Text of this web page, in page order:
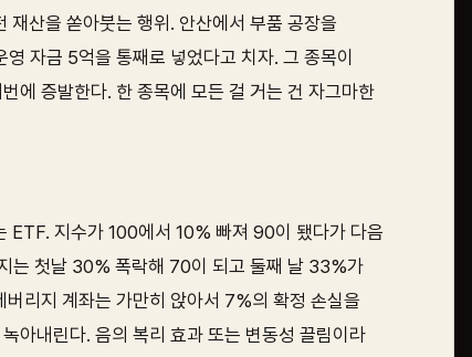
재산을 쏟아붓는 행위. 안산에서 부품 공장을
자금 5억을 통째로 넣었다고 치자. 그 종목이
에 증발한다. 한 종목에 모든 걸 거는 건 자그마한
ETF. 지수가 100에서 10% 빠져 90이 됐다가 다음
는 첫날 30% 폭락해 70이 되고 둘째 날 33%가
리지 계좌는 가만히 앉아서 7%의 확정 손실을
아내린다. 음의 복리 효과 또는 변동성 끌림이라